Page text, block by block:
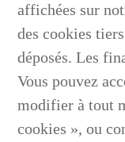
affichées sur
des cookies
déposés. Les
Vous pouvez
modifier à tout
cookies », ou